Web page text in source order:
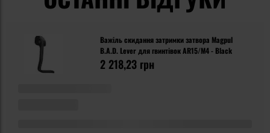
Важіль скидання затримки затвора Magpul
B.A.D. Lever для гвинтівок AR15/M4 - Black
2 218,23 грн